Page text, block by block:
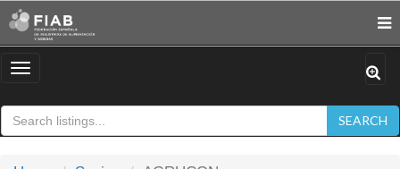
Toggle
SEARCH